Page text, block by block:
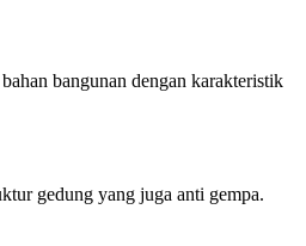
bangunan dengan karakteristik
gedung yang juga anti gempa.